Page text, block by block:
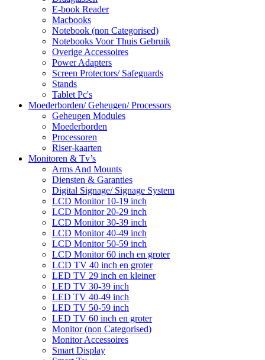
E-book Reader
Macbooks
Notebook (non Categorised)
Notebooks Voor Thuis Gebruik
Overige Accessoires
Power Adapters
Screen Protectors/ Safeguards
Stands
Tablet Pc's
Moederborden/ Geheugen/ Processors
Geheugen Modules
Moederborden
Processoren
Riser-kaarten
Monitoren & Tv’s
Arms And Mounts
Diensten & Garanties
Digital Signage/ Signage System
LCD Monitor 10-19 inch
LCD Monitor 20-29 inch
LCD Monitor 30-39 inch
LCD Monitor 40-49 inch
LCD Monitor 50-59 inch
LCD Monitor 60 inch en groter
LCD TV 40 inch en groter
LED TV 29 inch en kleiner
LED TV 30-39 inch
LED TV 40-49 inch
LED TV 50-59 inch
LED TV 60 inch en groter
Monitor (non Categorised)
Monitor Accessoires
Smart Display